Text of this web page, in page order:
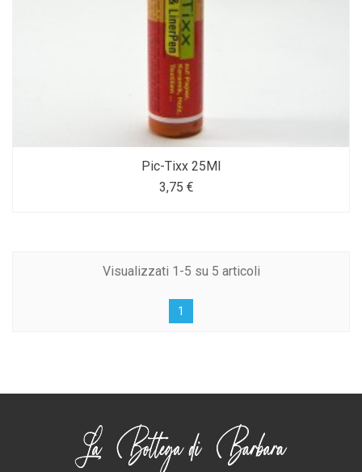
Pic-Tixx 25Ml
3,75 €
Visualizzati 1-5 su 5 articoli
1